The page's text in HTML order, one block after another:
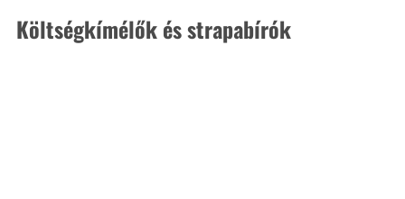
Költségkímélők és strapabírók